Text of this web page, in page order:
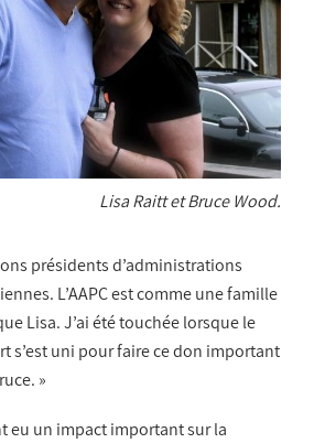
Lisa Raitt et Bruce Wood.
présidents d’administrations
L’AAPC est comme une famille
Lisa. J’ai été touchée lorsque le
s’est uni pour faire ce don important
»
eu un impact important sur la